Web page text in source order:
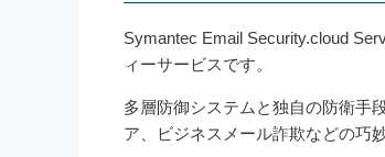
Symantec Email Security.cloud
ィーサービスです。
多層防御システムと独自の防衛手
ア、ビジネスメール詐欺などの巧